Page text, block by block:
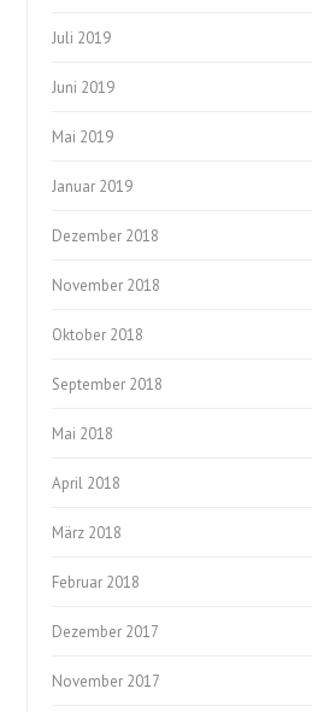
Juli 2019
Juni 2019
Mai 2019
Januar 2019
Dezember 2018
November 2018
Oktober 2018
September 2018
Mai 2018
April 2018
März 2018
Februar 2018
Dezember 2017
November 2017